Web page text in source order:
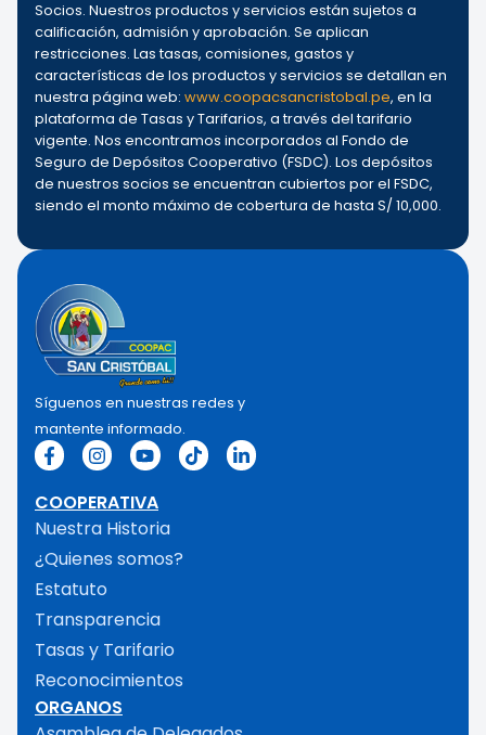
Socios. Nuestros productos y servicios están sujetos a
calificación, admisión y aprobación. Se aplican
restricciones. Las tasas, comisiones, gastos y
características de los productos y servicios se detallan en
nuestra página web: www.coopacsancristobal.pe, en la
plataforma de Tasas y Tarifarios, a través del tarifario
vigente. Nos encontramos incorporados al Fondo de
Seguro de Depósitos Cooperativo (FSDC). Los depósitos
de nuestros socios se encuentran cubiertos por el FSDC,
siendo el monto máximo de cobertura de hasta S/ 10,000.
Síguenos en nuestras redes y
mantente informado.
COOPERATIVA
Nuestra Historia
¿Quienes somos?
Estatuto
Transparencia
Tasas y Tarifario
Reconocimientos
ORGANOS